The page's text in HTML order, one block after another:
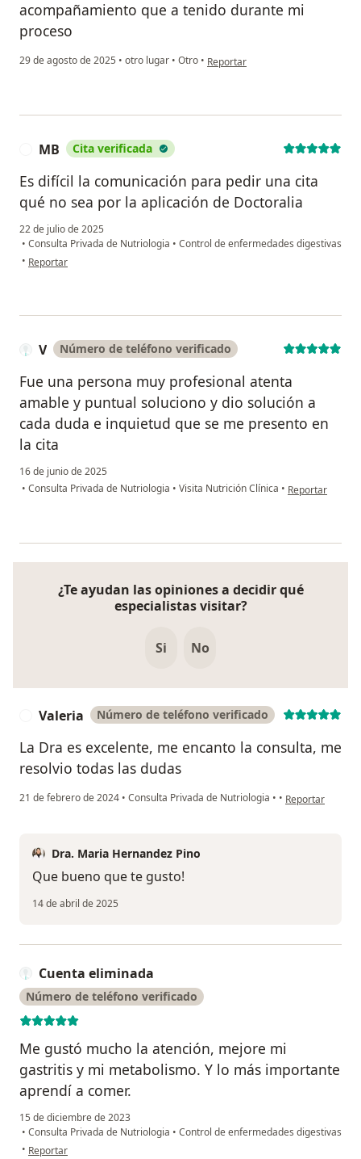
acompañamiento que a tenido durante mi
proceso
29 de agosto de 2025 • otro lugar • Otro • en opinión del usuario Ds
Reportar
MB Cita verificada
Es difícil la comunicación para pedir una cita
qué no sea por la aplicación de Doctoralia
22 de julio de 2025
• Consulta Privada de Nutriologia • Control de enfermedades digestivas
• en opinión del usuario MB
Reportar
V Número de teléfono verificado
Fue una persona muy profesional atenta
amable y puntual soluciono y dio solución a
cada duda e inquietud que se me presento en
la cita
16 de junio de 2025
• Consulta Privada de Nutriologia • Visita Nutrición Clínica • en opinión del
Reportar
¿Te ayudan las opiniones a decidir qué
especialistas visitar?
Si No
Valeria Número de teléfono verificado
La Dra es excelente, me encanto la consulta, me
resolvio todas las dudas
21 de febrero de 2024 • Consulta Privada de Nutriologia • • en opinión del
Reportar
Dra. Maria Hernandez Pino
Que bueno que te gusto!
14 de abril de 2025
Cuenta eliminada
Número de teléfono verificado
Me gustó mucho la atención, mejore mi
gastritis y mi metabolismo. Y lo más importante
aprendí a comer.
15 de diciembre de 2023
• Consulta Privada de Nutriologia • Control de enfermedades digestivas
• en opinión del usuario Cuenta eliminada
Reportar